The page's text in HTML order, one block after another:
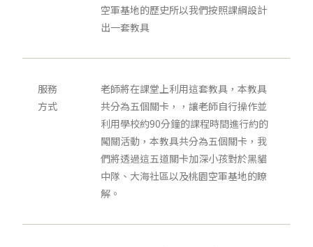
空軍基地的歷史所以我們按照課綱設計
出一套教具
服務
方式
老師將在課堂上利用這套教具，本教具
共分為五個關卡，，讓老師自行操作並
利用學校約90分鐘的課程時間進行約的
闖關活動，本教具共分為五個關卡，我
們將透過這五道關卡加深小孩對於黑貓
中隊、大海社區以及桃園空軍基地的瞭
解。